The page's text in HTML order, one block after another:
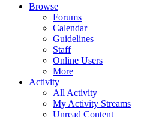
Browse
Forums
Calendar
Guidelines
Staff
Online Users
More
Activity
All Activity
My Activity Streams
Unread Content